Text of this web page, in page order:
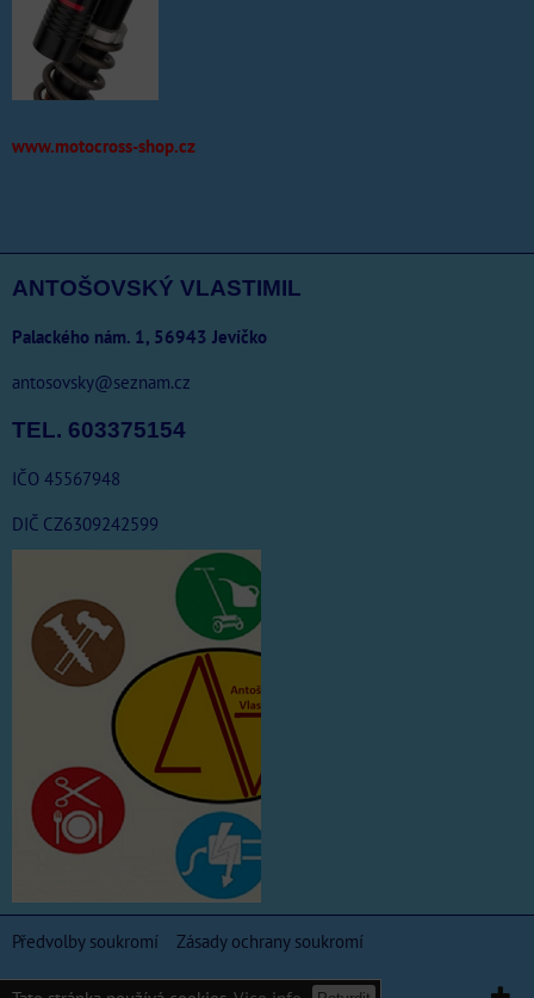
www.motocross-shop.cz
ANTOŠOVSKÝ VLASTIMIL
Palackého nám. 1, 56943 Jevíčko
antosovsky@seznam.cz
TEL. 603375154
IČO 45567948
DIČ CZ6309242599
Předvolby soukromí Zásady ochrany soukromí